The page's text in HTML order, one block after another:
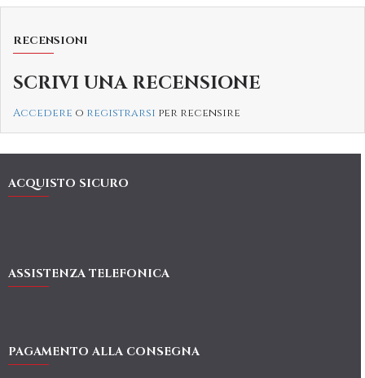
RECENSIONI
SCRIVI UNA RECENSIONE
Accedere o registrarsi per recensire
ACQUISTO SICURO
ASSISTENZA TELEFONICA
PAGAMENTO ALLA CONSEGNA